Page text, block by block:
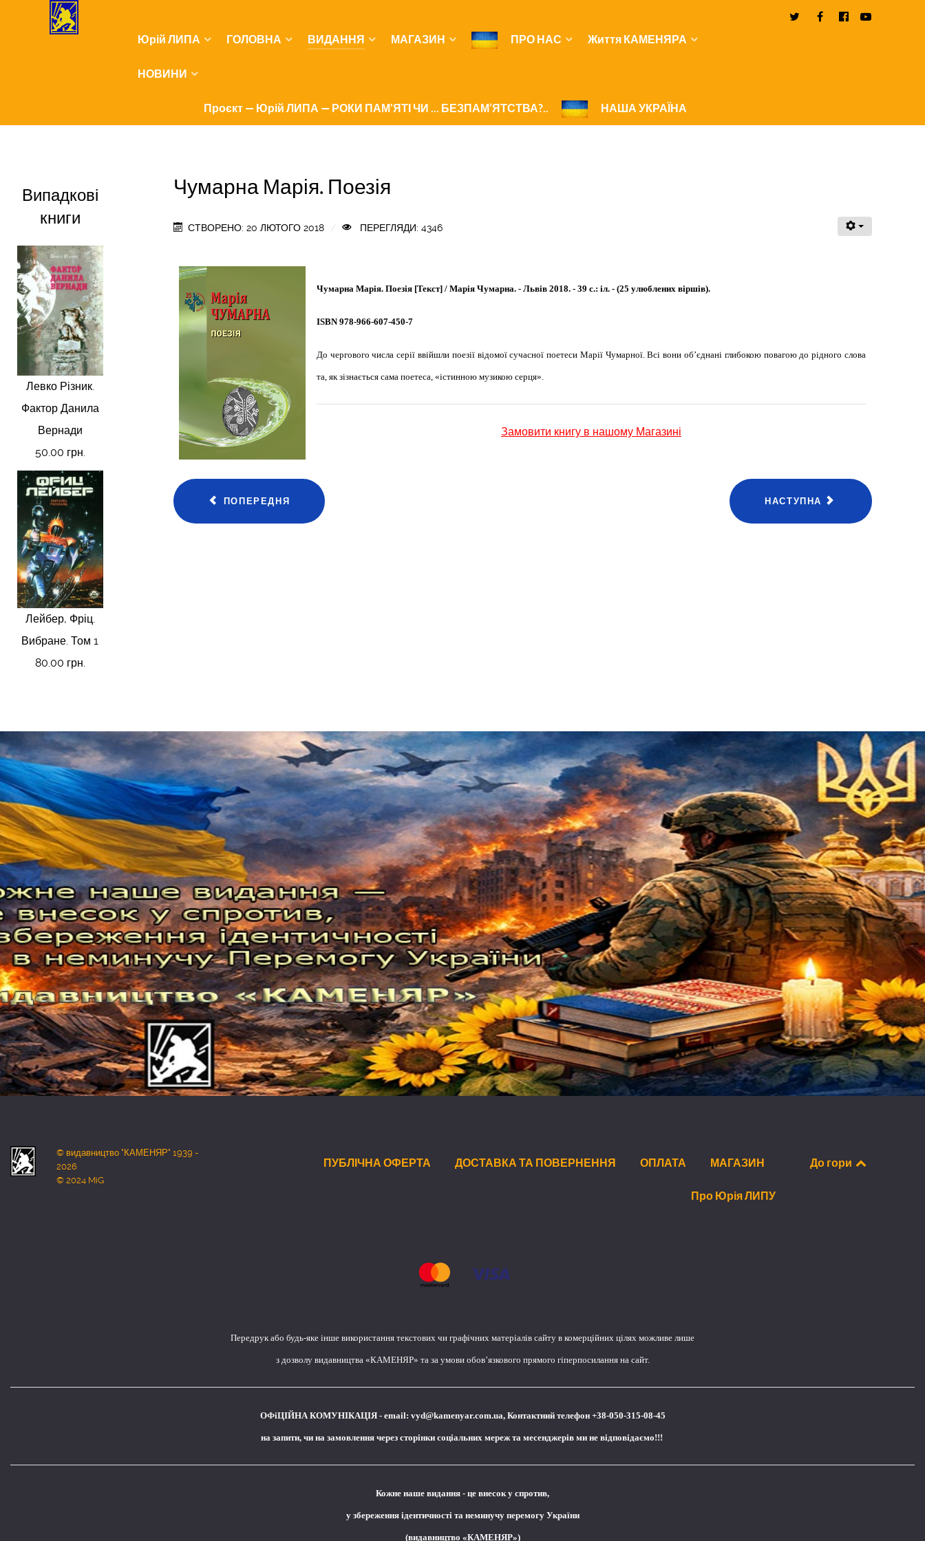
Юрій ЛИПА ГОЛОВНА ВИДАННЯ МАГАЗИН ПРО НАС Життя КАМЕНЯРА
НОВИНИ
Проєкт — Юрій ЛИПА — РОКИ ПАМ'ЯТІ ЧИ ... БЕЗПАМ’ЯТСТВА?.. НАША УКРАЇНА
Випадкові
книги
Левко Різник.
Фактор Данила
Вернади
50.00 грн.
Лейбер, Фріц.
Вибране. Том 1
80.00 грн.
Чумарна Марія. Поезія
СТВОРЕНО: 20 ЛЮТОГО 2018 ПЕРЕГЛЯДИ: 4346
Чумарна Марія. Поезія [Текст] / Марія Чумарна. - Львів 2018. - 39 с.: іл. - (25 улюблених віршів).
ISBN 978-966-607-450-7
До чергового числа серії ввійшли поезії відомої сучасної поетеси Марії Чумарної. Всі вони об’єднані глибокою повагою до рідного слова
та, як зізнається сама поетеса, «істинною музикою серця».
Замовити книгу в нашому Магазині
ПОПЕРЕДНЯ НАСТУПНА
© видавництво "КАМЕНЯР" 1939 -
2026
© 2024 MiG
ПУБЛІЧНА ОФЕРТА ДОСТАВКА ТА ПОВЕРНЕННЯ ОПЛАТА МАГАЗИН
Про Юрія ЛИПУ
До гори
Передрук або будь-яке інше використання текстових чи графічних матеріалів сайту в комерційних цілях можливе лише
з дозволу видавництва «КАМЕНЯР» та за умови обов’язкового прямого гіперпосилання на сайт.
ОФіЦІЙНА КОМУНІКАЦІЯ - email: vyd@kamenyar.com.ua, Контактний телефон +38-050-315-08-45
на запити, чи на замовлення через сторінки соціальних мереж та месенджерів ми не відповідаємо!!!
Кожне наше видання - це внесок у спротив,
у збереження ідентичності та неминучу перемогу України
(видавництво «КАМЕНЯР»)